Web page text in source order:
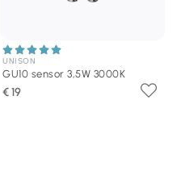
UNISON
GU10 sensor 3,5W 3000K
€ 19